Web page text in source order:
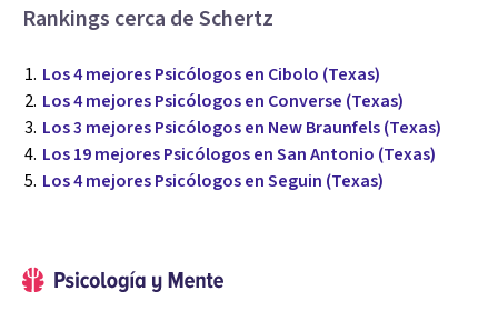
Rankings cerca de Schertz
Los 4 mejores Psicólogos en Cibolo (Texas)
Los 4 mejores Psicólogos en Converse (Texas)
Los 3 mejores Psicólogos en New Braunfels (Texas)
Los 19 mejores Psicólogos en San Antonio (Texas)
Los 4 mejores Psicólogos en Seguin (Texas)